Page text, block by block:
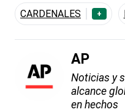
CARDENALES +
AP
Noticias y
alcance
en hechos